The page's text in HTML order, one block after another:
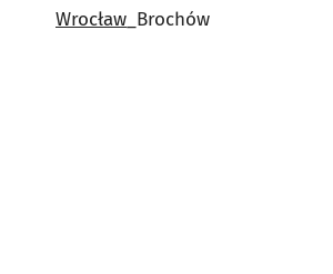
Wrocław _Brochów